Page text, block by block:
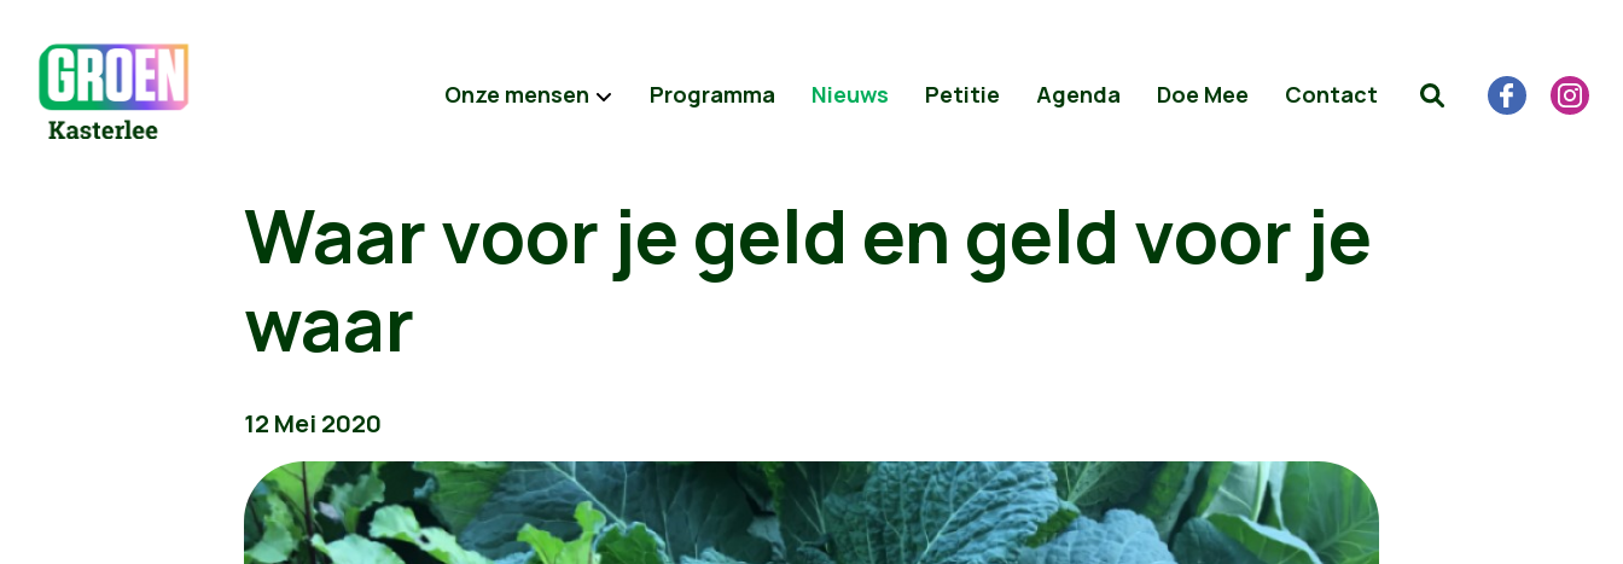
Onze mensen Programma Nieuws Petitie Agenda Doe Mee Contact
Waar voor je geld en geld voor je
waar
12 Mei 2020